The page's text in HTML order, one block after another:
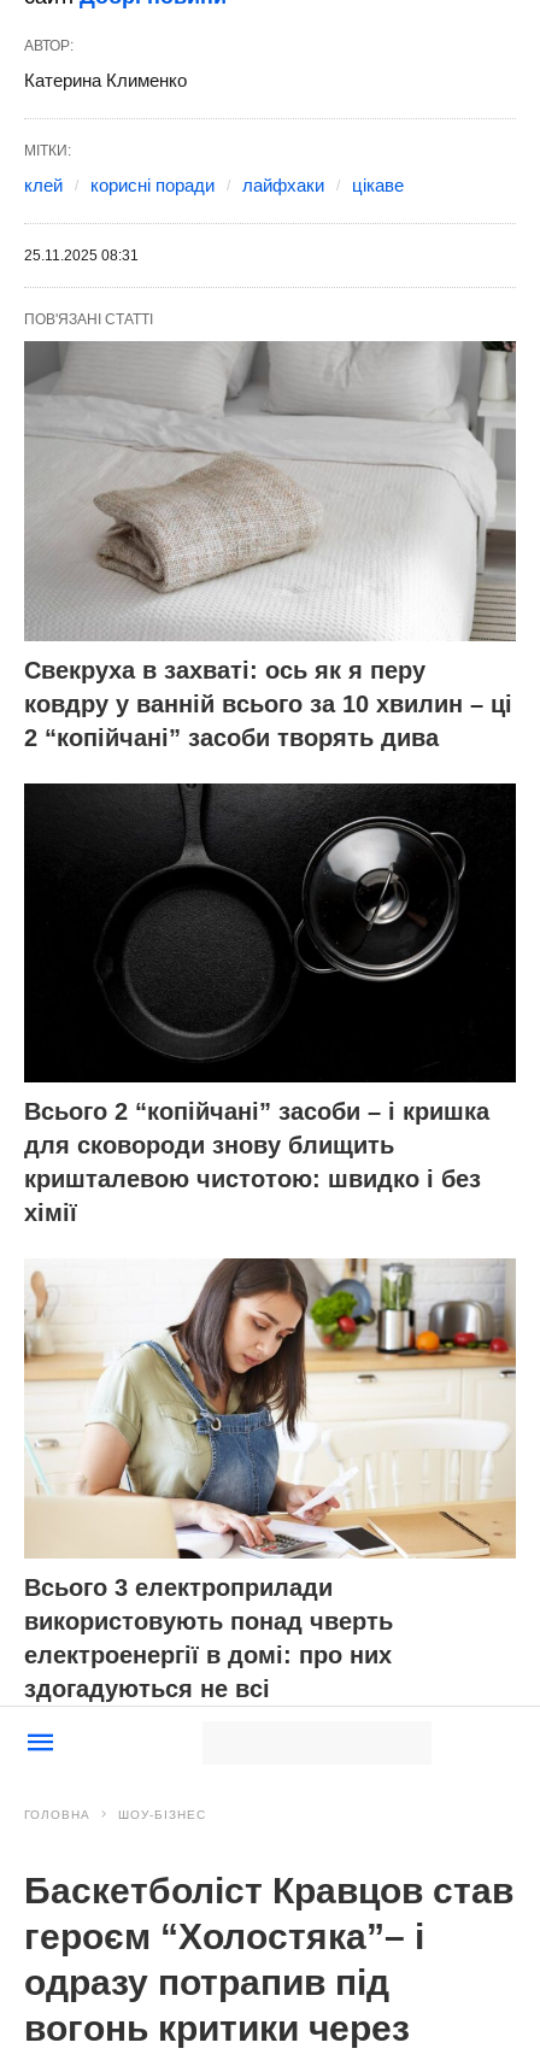
АВТОР:
Катерина Клименко
МІТКИ:
клей корисні поради лайфхаки цікаве
25.11.2025 08:31
ПОВ'ЯЗАНІ СТАТТІ
Свекруха в захваті: ось як я перу
ковдру у ванній всього за 10 хвилин – ці
2 “копійчані” засоби творять дива
Всього 2 “копійчані” засоби – і кришка
для сковороди знову блищить
кришталевою чистотою: швидко і без
хімії
Всього 3 електроприлади
використовують понад чверть
електроенергії в домі: про них
здогадуються не всі